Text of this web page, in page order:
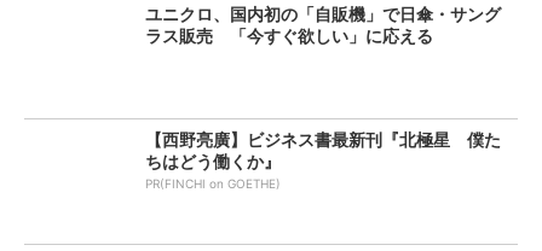
ユニクロ、国内初の「自販機」で日傘・サング
ラス販売 「今すぐ欲しい」に応える
【西野亮廣】ビジネス書最新刊『北極星 僕た
ちはどう働くか』
PR(FINCHI on GOETHE)